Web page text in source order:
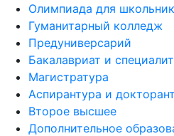
Олимпиада для
Гуманитарный колледж
Предуниверсарий
Бакалавриат и
Магистратура
Аспирантура и
Второе высшее
Дополнительное